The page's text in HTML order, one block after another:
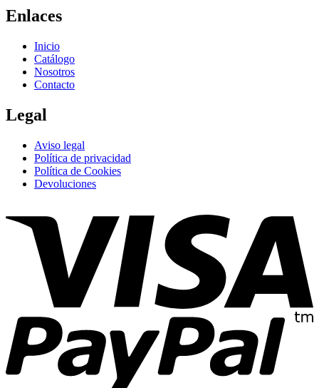
Enlaces
Inicio
Catálogo
Nosotros
Contacto
Legal
Aviso legal
Política de privacidad
Política de Cookies
Devoluciones